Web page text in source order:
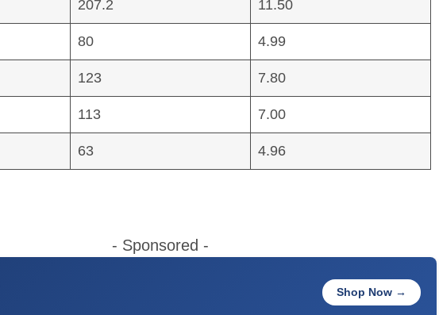
207.2 11.50
80 4.99
123 7.80
113 7.00
63 4.96
- Sponsored -
Shop Now →